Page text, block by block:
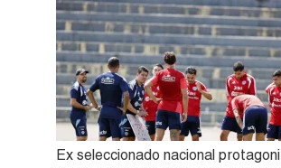
Ex seleccionado nacional